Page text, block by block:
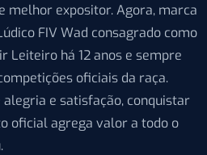
melhor expositor. Agora, marca
FIV Wad consagrado como
Leiteiro há 12 anos e sempre
oficiais da raça.
e satisfação, conquistar
oficial agrega valor a todo o